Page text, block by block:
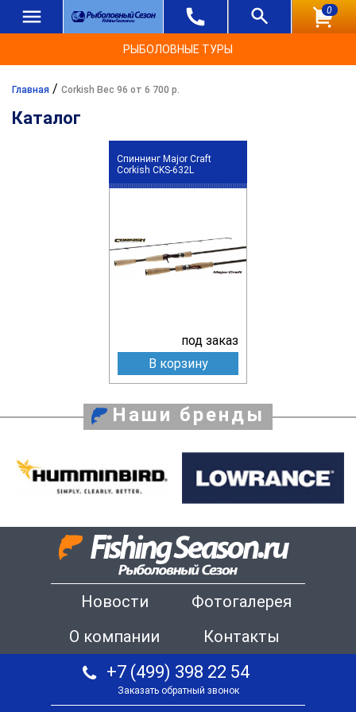
0
РЫБОЛОВНЫЕ ТУРЫ
Главная / Corkish Вес 96 от 6 700 р.
Каталог
Спиннинг Major Craft
Corkish CKS-632L
под заказ
В корзину
Наши бренды
Новости
Фотогалерея
О компании
Контакты
+7 (499) 398 22 54
Заказать обратный звонок